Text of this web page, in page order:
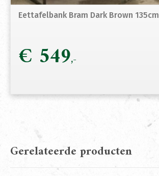
Eettafelbank Bram Dark Brown 135cm
€ 549
Gerelateerde producten